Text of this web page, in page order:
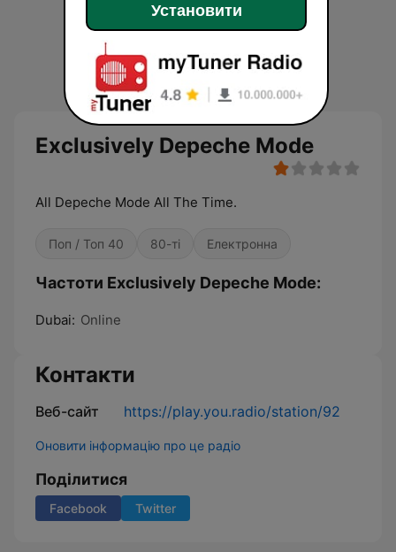
Exclusively Depeche Mode
All Depeche Mode All The Time.
Поп / Топ 40 80-ті Електронна
Частоти Exclusively Depeche Mode:
Dubai: Online
Контакти
Веб-сайт https://play.you.radio/station/92
Оновити інформацію про це радіо
Поділитися
Facebook Twitter
Установити